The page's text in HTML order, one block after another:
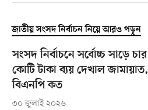
জাতীয় সংসদ নির্বাচন নিয়ে আরও পড়ুন
সংসদ নির্বাচনে সর্বোচ্চ সাড়ে চার
কোটি টাকা ব্যয় দেখাল জামায়াত,
বিএনপি কত
৩০ জুলাই ২০২৬